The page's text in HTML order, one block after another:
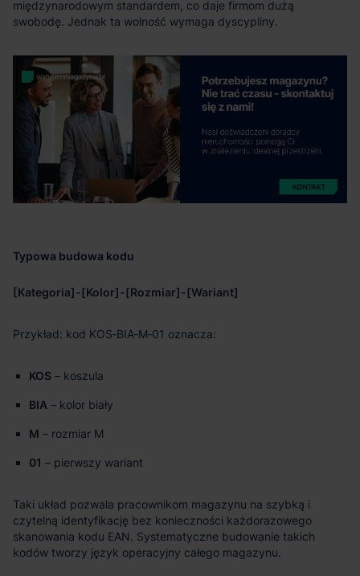
międzynarodowym standardem, co daje firmom dużą
swobodę. Jednak ta wolność wymaga dyscypliny.
Typowa budowa kodu
[Kategoria]-[Kolor]-[Rozmiar]-[Wariant]
Przykład: kod KOS‑BIA‑M‑01 oznacza:
KOS – koszula
BIA – kolor biały
M – rozmiar M
01 – pierwszy wariant
Taki układ pozwala pracownikom magazynu na szybką i
czytelną identyfikację bez konieczności każdorazowego
skanowania kodu EAN. Systematyczne budowanie takich
kodów tworzy język operacyjny całego magazynu.